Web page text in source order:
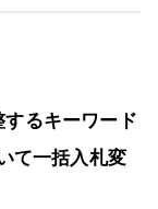
るキーワード
て一括入札変